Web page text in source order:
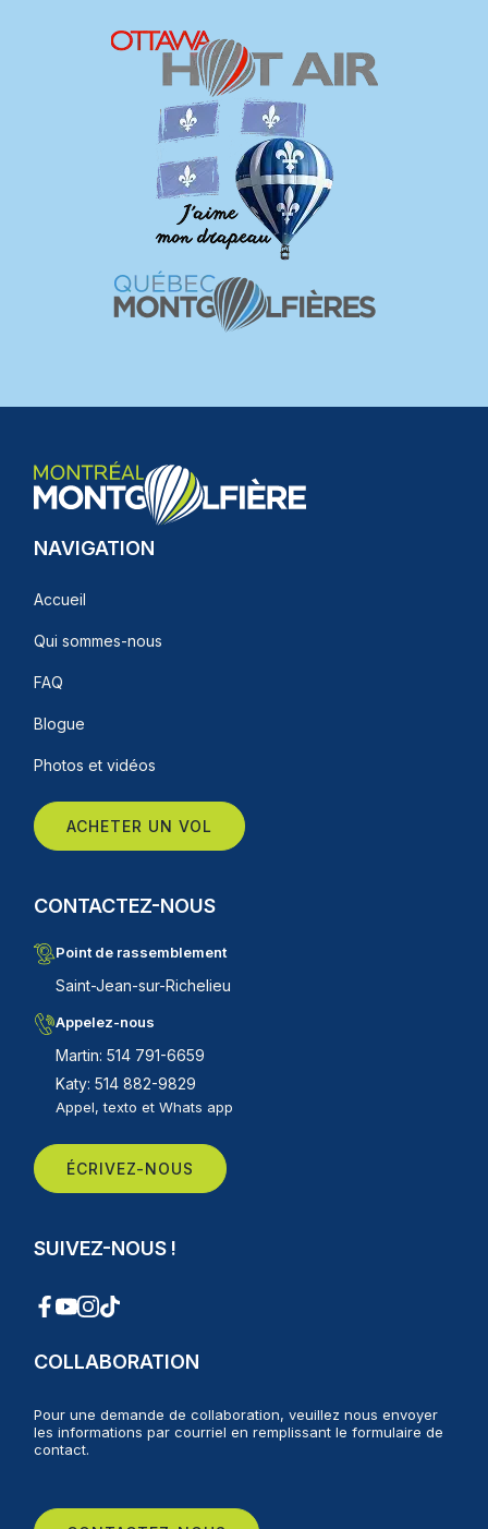
NAVIGATION
Accueil
Qui sommes-nous
FAQ
Blogue
Photos et vidéos
ACHETER UN VOL
CONTACTEZ-NOUS
Point de rassemblement
Saint-Jean-sur-Richelieu
Appelez-nous
Martin: 514 791-6659
Katy: 514 882-9829
Appel, texto et Whats app
ÉCRIVEZ-NOUS
SUIVEZ-NOUS !
COLLABORATION
Pour une demande de collaboration, veuillez nous envoyer
les informations par courriel en remplissant le formulaire de
contact.